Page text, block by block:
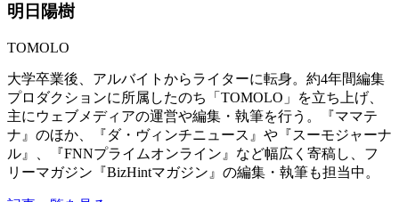
明日陽樹
TOMOLO
大学卒業後、アルバイトからライターに転身。約4年間編集
プロダクションに所属したのち「TOMOLO」を立ち上げ、
主にウェブメディアの運営や編集・執筆を行う。『ママテ
ナ』のほか、『ダ・ヴィンチニュース』や『スーモジャーナ
ル』、『FNNプライムオンライン』など幅広く寄稿し、フ
リーマガジン『BizHintマガジン』の編集・執筆も担当中。